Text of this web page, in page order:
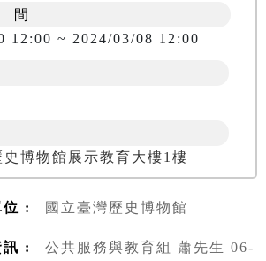
間
12:00 ~ 2024/03/08 12:00
史博物館展示教育大樓1樓
位 : 國立臺灣歷史博物館
訊 :
公共服務與教育組 蕭先生 06-